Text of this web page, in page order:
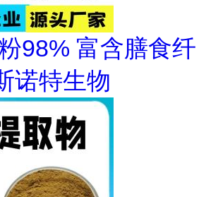
98% 富含膳食纤
诺特生物